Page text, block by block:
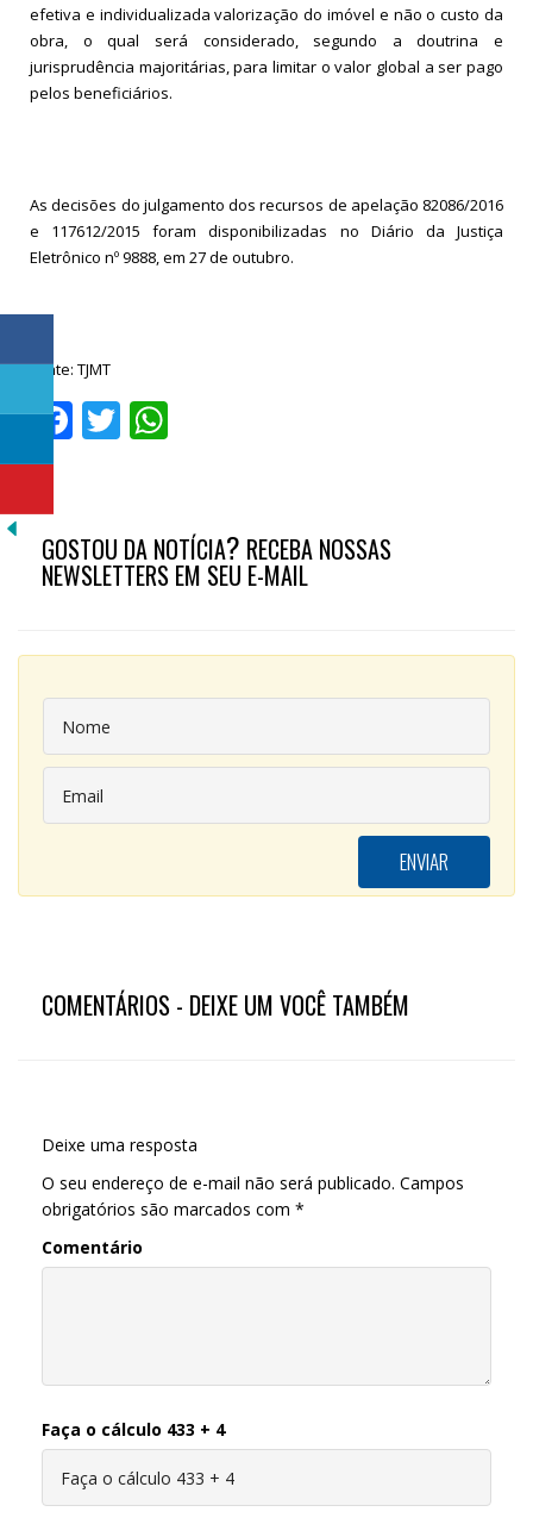
efetiva e individualizada valorização do imóvel e não o custo da
obra, o qual será considerado, segundo a doutrina e
jurisprudência majoritárias, para limitar o valor global a ser pago
pelos beneficiários.
As decisões do julgamento dos recursos de apelação 82086/2016
e 117612/2015 foram disponibilizadas no Diário da Justiça
Eletrônico nº 9888, em 27 de outubro.
Fonte: TJMT
FacebookTwitter
GOSTOU DA NOTÍCIA? RECEBA NOSSAS
NEWSLETTERS EM SEU E-MAIL
COMENTÁRIOS - DEIXE UM VOCÊ TAMBÉM
Deixe uma resposta
O seu endereço de e-mail não será publicado. Campos
obrigatórios são marcados com *
Comentário
Faça o cálculo 433 + 4